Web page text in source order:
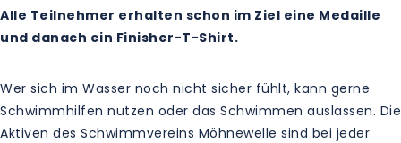
Alle Teilnehmer erhalten schon im Ziel eine Medaille
und danach ein Finisher-T-Shirt.
Wer sich im Wasser noch nicht sicher fühlt, kann gerne
Schwimmhilfen nutzen oder das Schwimmen auslassen. Die
Aktiven des Schwimmvereins Möhnewelle sind bei jeder